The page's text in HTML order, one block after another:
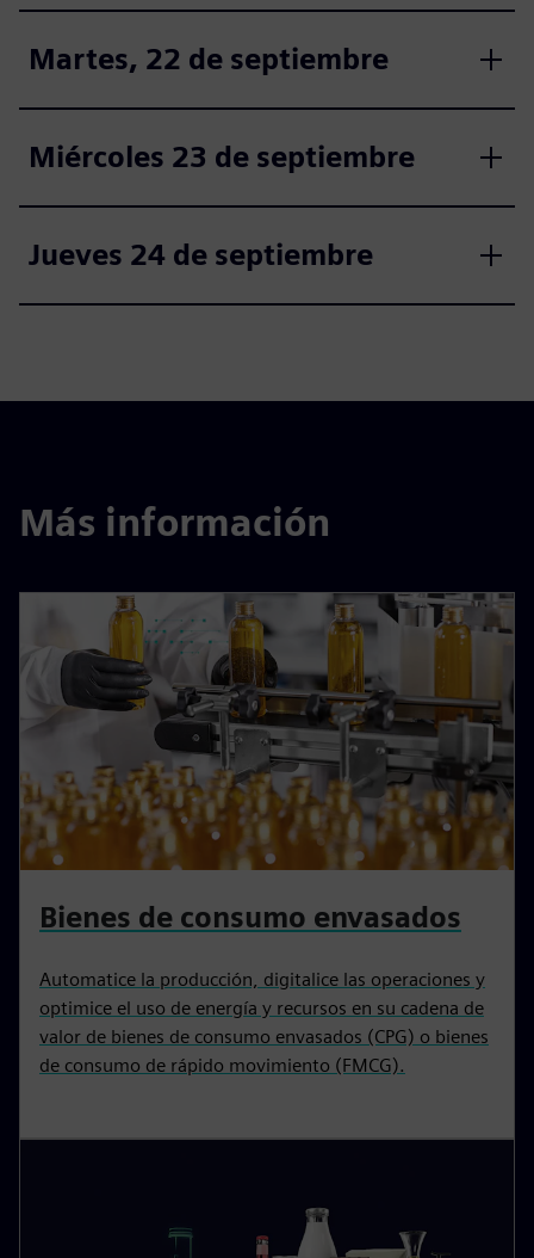
Martes, 22 de septiembre
Miércoles 23 de septiembre
Jueves 24 de septiembre
Más información
Bienes de consumo envasados
Automatice la producción, digitalice las operaciones y
optimice el uso de energía y recursos en su cadena de
valor de bienes de consumo envasados (CPG) o bienes
de consumo de rápido movimiento (FMCG).